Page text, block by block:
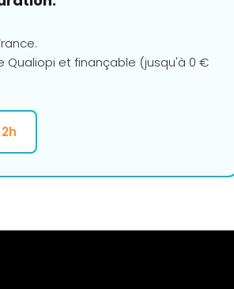
Qualiopi et finançable (jusqu'à 0 €